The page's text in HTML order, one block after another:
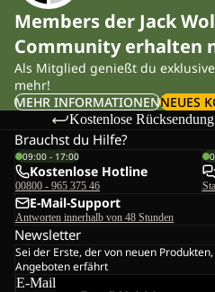
Members der Jack
Community erhalten
Als Mitglied genießt du
mehr!
MEHR INFORMATIONENNEUES
Kostenlose
Brauchst du Hilfe?
09:00 - 17:00
Kostenlose Hotline
00800 - 965 375 46
E-Mail-Support
Antworten innerhalb von 48 Stunden
Newsletter
Sei der Erste, der von neuen
Angeboten erfährt
E-Mail